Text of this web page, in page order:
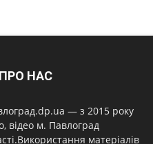
ПРО НАС
— з 2015 року
відео м. Павлоград
матеріалів